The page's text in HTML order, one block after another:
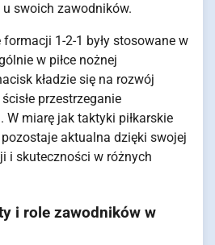
swoich zawodników.
1-2-1 były stosowane w
w piłce nożnej
kładzie się na rozwój
przestrzeganie
miarę jak taktyki piłkarskie
aktualna dzięki swojej
i skuteczności w różnych
i role zawodników w